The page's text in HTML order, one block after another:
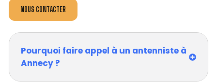
NOUS CONTACTER
Pourquoi faire appel à un antenniste à
Annecy ?